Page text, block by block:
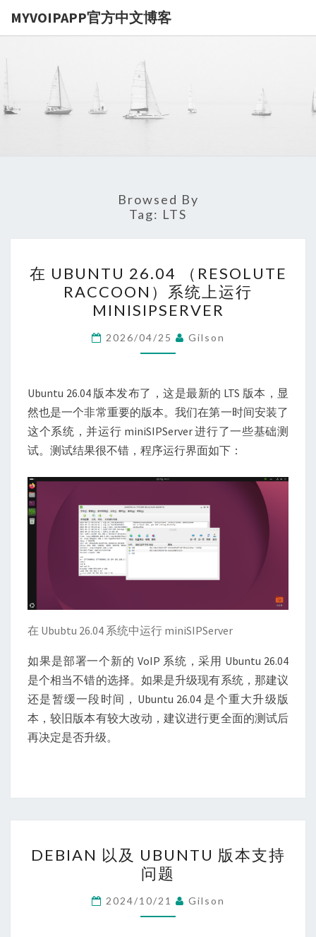
MYVOIPAPP官方中文博客
MYVOIPAPP
Browsed By
Tag: LTS
UBUNTU
26.04
（RESOLUTE
RACCOON）
系
上
运
行
MINISIPSERVER
在 UBUNTU 26.04 （RESOLUTE
RACCOON）系统上运行
MINISIPSERVER
2026/04/25 Gilson
Ubuntu 26.04 版本发布了，这是最新的 LTS 版本，显
然也是一个非常重要的版本。我们在第一时间安装了
这个系统，并运行 miniSIPServer 进行了一些基础测
试。测试结果很不错，程序运行界面如下：
在 Ububtu 26.04 系统中运行 miniSIPServer
如果是部署一个新的 VoIP 系统，采用 Ubuntu 26.04
是个相当不错的选择。如果是升级现有系统，那建议
还是暂缓一段时间，Ubuntu 26.04 是个重大升级版
本，较旧版本有较大改动，建议进行更全面的测试后
再决定是否升级。
以
及
UBUNTU
版
DEBIAN 以及 UBUNTU 版本支持
问题
2024/10/21 Gilson